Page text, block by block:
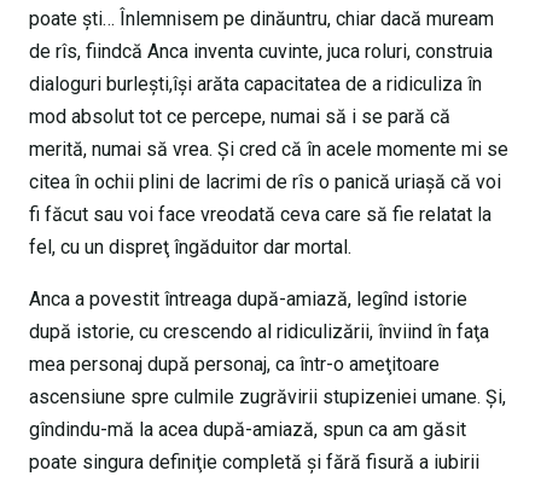
poate şti… Înlemnisem pe dinăuntru, chiar dacă muream
de rîs, fiindcă Anca inventa cuvinte, juca roluri, construia
dialoguri burleşti,îşi arăta capacitatea de a ridiculiza în
mod absolut tot ce percepe, numai să i se pară că
merită, numai să vrea. Şi cred că în acele momente mi se
citea în ochii plini de lacrimi de rîs o panică uriaşă că voi
fi făcut sau voi face vreodată ceva care să fie relatat la
fel, cu un dispreţ îngăduitor dar mortal.
Anca a povestit întreaga după-amiază, legînd istorie
după istorie, cu crescendo al ridiculizării, înviind în faţa
mea personaj după personaj, ca într-o ameţitoare
ascensiune spre culmile zugrăvirii stupizeniei umane. Şi,
gîndindu-mă la acea după-amiază, spun ca am găsit
poate singura definiţie completă şi fără fisură a iubirii